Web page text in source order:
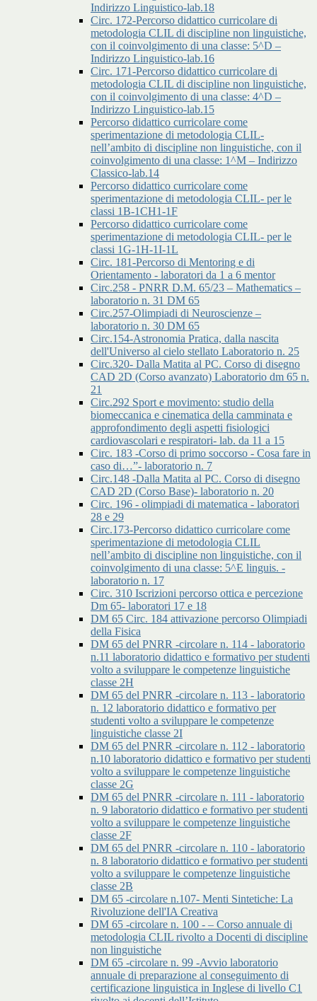
Indirizzo Linguistico-lab.18
Circ. 172-Percorso didattico curricolare di
metodologia CLIL di discipline non linguistiche,
con il coinvolgimento di una classe: 5^D –
Indirizzo Linguistico-lab.16
Circ. 171-Percorso didattico curricolare di
metodologia CLIL di discipline non linguistiche,
con il coinvolgimento di una classe: 4^D –
Indirizzo Linguistico-lab.15
Percorso didattico curricolare come
sperimentazione di metodologia CLIL-
nell’ambito di discipline non linguistiche, con il
coinvolgimento di una classe: 1^M – Indirizzo
Classico-lab.14
Percorso didattico curricolare come
sperimentazione di metodologia CLIL- per le
classi 1B-1CH1-1F
Percorso didattico curricolare come
sperimentazione di metodologia CLIL- per le
classi 1G-1H-1I-1L
Circ. 181-Percorso di Mentoring e di
Orientamento - laboratori da 1 a 6 mentor
Circ.258 - PNRR D.M. 65/23 – Mathematics –
laboratorio n. 31 DM 65
Circ.257-Olimpiadi di Neuroscienze –
laboratorio n. 30 DM 65
Circ.154-Astronomia Pratica, dalla nascita
dell'Universo al cielo stellato Laboratorio n. 25
Circ.320- Dalla Matita al PC. Corso di disegno
CAD 2D (Corso avanzato) Laboratorio dm 65 n.
21
Circ.292 Sport e movimento: studio della
biomeccanica e cinematica della camminata e
approfondimento degli aspetti fisiologici
cardiovascolari e respiratori- lab. da 11 a 15
Circ. 183 -Corso di primo soccorso - Cosa fare in
caso di…”- laboratorio n. 7
Circ.148 -Dalla Matita al PC. Corso di disegno
CAD 2D (Corso Base)- laboratorio n. 20
Circ. 196 - olimpiadi di matematica - laboratori
28 e 29
Circ.173-Percorso didattico curricolare come
sperimentazione di metodologia CLIL
nell’ambito di discipline non linguistiche, con il
coinvolgimento di una classe: 5^E linguis. -
laboratorio n. 17
Circ. 310 Iscrizioni percorso ottica e percezione
Dm 65- laboratori 17 e 18
DM 65 Circ. 184 attivazione percorso Olimpiadi
della Fisica
DM 65 del PNRR -circolare n. 114 - laboratorio
n.11 laboratorio didattico e formativo per studenti
volto a sviluppare le competenze linguistiche
classe 2H
DM 65 del PNRR -circolare n. 113 - laboratorio
n. 12 laboratorio didattico e formativo per
studenti volto a sviluppare le competenze
linguistiche classe 2I
DM 65 del PNRR -circolare n. 112 - laboratorio
n.10 laboratorio didattico e formativo per studenti
volto a sviluppare le competenze linguistiche
classe 2G
DM 65 del PNRR -circolare n. 111 - laboratorio
n. 9 laboratorio didattico e formativo per studenti
volto a sviluppare le competenze linguistiche
classe 2F
DM 65 del PNRR -circolare n. 110 - laboratorio
n. 8 laboratorio didattico e formativo per studenti
volto a sviluppare le competenze linguistiche
classe 2B
DM 65 -circolare n.107- Menti Sintetiche: La
Rivoluzione dell'IA Creativa
DM 65 -circolare n. 100 - – Corso annuale di
metodologia CLIL rivolto a Docenti di discipline
non linguistiche
DM 65 -circolare n. 99 -Avvio laboratorio
annuale di preparazione al conseguimento di
certificazione linguistica in Inglese di livello C1